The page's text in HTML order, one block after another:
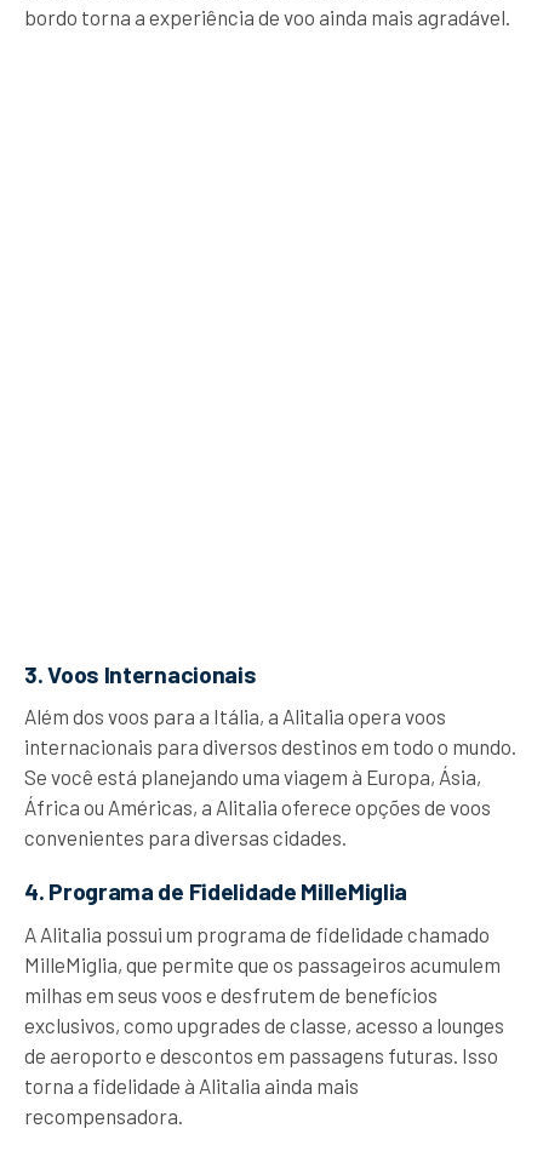
bordo torna a experiência de voo ainda mais agradável.
3. Voos Internacionais
Além dos voos para a Itália, a Alitalia opera voos
internacionais para diversos destinos em todo o mundo.
Se você está planejando uma viagem à Europa, Ásia,
África ou Américas, a Alitalia oferece opções de voos
convenientes para diversas cidades.
4. Programa de Fidelidade MilleMiglia
A Alitalia possui um programa de fidelidade chamado
MilleMiglia, que permite que os passageiros acumulem
milhas em seus voos e desfrutem de benefícios
exclusivos, como upgrades de classe, acesso a lounges
de aeroporto e descontos em passagens futuras. Isso
torna a fidelidade à Alitalia ainda mais
recompensadora.